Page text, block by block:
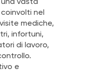
nel
mediche,
infortuni,
di lavoro,
e